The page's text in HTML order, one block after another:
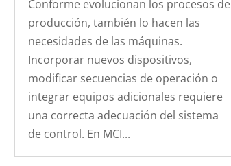
Conforme evolucionan los procesos de
producción, también lo hacen las
necesidades de las máquinas.
Incorporar nuevos dispositivos,
modificar secuencias de operación o
integrar equipos adicionales requiere
una correcta adecuación del sistema
de control. En MCI...